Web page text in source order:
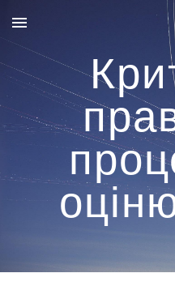
Skip to main content